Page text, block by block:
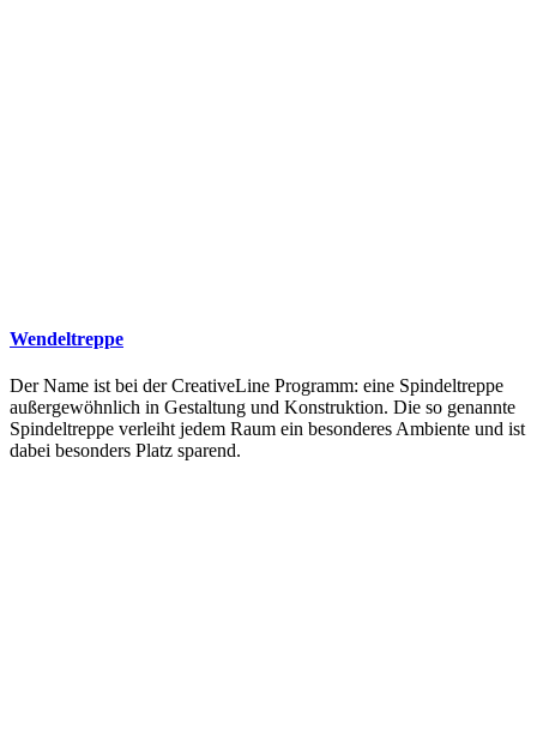
Wendeltreppe
Der Name ist bei der CreativeLine Programm: eine Spindeltreppe
außergewöhnlich in Gestaltung und Konstruktion. Die so genannte
Spindeltreppe verleiht jedem Raum ein besonderes Ambiente und ist
dabei besonders Platz sparend.